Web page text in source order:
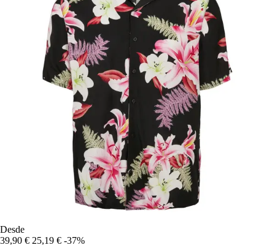
Desde
39,90 € 25,19 € -37%